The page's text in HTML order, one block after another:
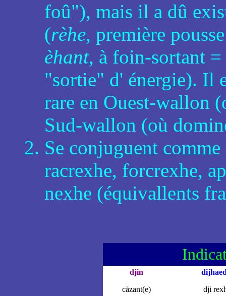
foû"), mais il a dû
(rèhe, première
èhant, à foin-sortant
"sortie" d' énergie). Il
rare en Ouest-wallon
Sud-wallon (où
Se conjuguent
racrexhe, forcrexhe,
nexhe (équivallents
djin
cåzant(e)
dji